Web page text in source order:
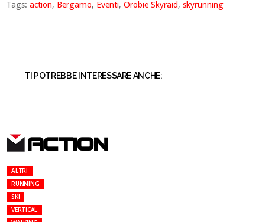
Tags:action, Bergamo, Eventi,Orobie Skyraid,skyrunning
TI POTREBBE INTERESSARE ANCHE:
ACTION
ALTRI
RUNNING
SKI
VERTICAL